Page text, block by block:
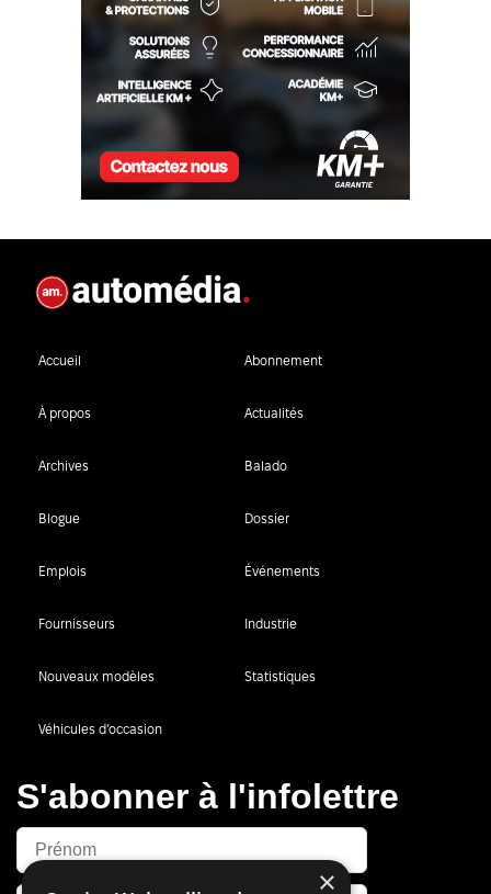
Accueil Abonnement
À propos Actualités
Archives Balado
Blogue Dossier
Emplois Événements
Fournisseurs Industrie
Nouveaux modèles Statistiques
Véhicules d’occasion
S'abonner à l'infolettre
×